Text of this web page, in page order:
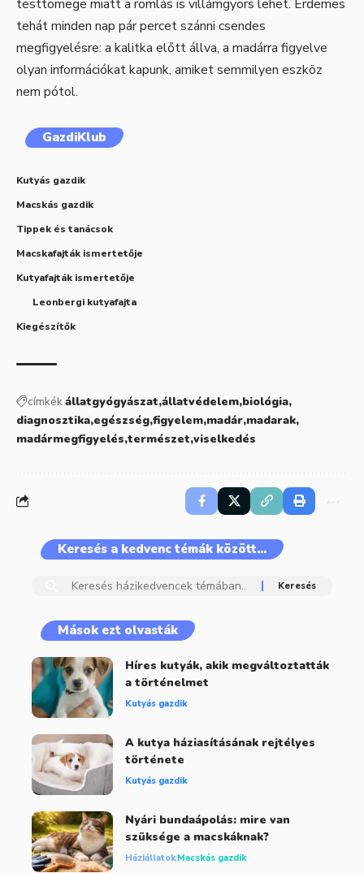
testtömege miatt a romlás is villámgyors lehet. Érdemes
tehát minden nap pár percet szánni csendes
megfigyelésre: a kalitka előtt állva, a madárra figyelve
olyan információkat kapunk, amiket semmilyen eszköz
nem pótol.
GazdiKlub
Kutyás gazdik
Macskás gazdik
Tippek és tanácsok
Macskafajták ismertetője
Kutyafajták ismertetője
Leonbergi kutyafajta
Kiegészítők
címkékállatgyógyászat állatvédelem biológia
diagnosztika egészség figyelem madár madarak
madármegfigyelés természet viselkedés
Keresés a kedvenc témák között…
Mások ezt olvasták
Híres kutyák, akik megváltoztatták
a történelmet
Kutyás gazdik
A kutya háziasításának rejtélyes
története
Kutyás gazdik
Nyári bundaápolás: mire van
szüksége a macskáknak?
HáziállatokMacskás gazdik